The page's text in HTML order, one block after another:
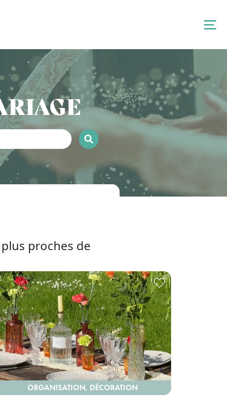
proches de
ORGANISATION, DÉCORATION